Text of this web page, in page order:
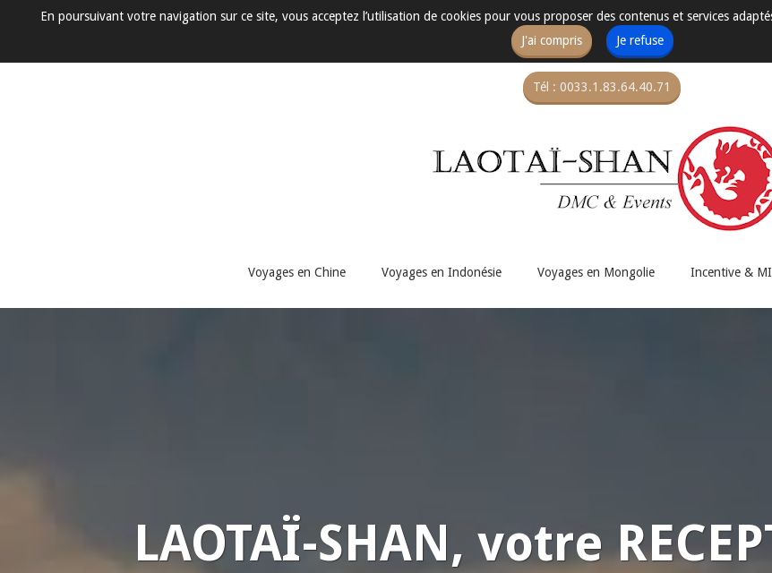
En poursuivant votre navigation sur ce site, vous acceptez l’utilisation de cookies pour vous proposer des contenus et services
J'ai compris
Je refuse
Tél : 0033.1.83.64.40.71
Voyages en Chine Voyages en Indonésie Voyages en Mongolie Incentive &
LAOTAÏ-SHAN, votre